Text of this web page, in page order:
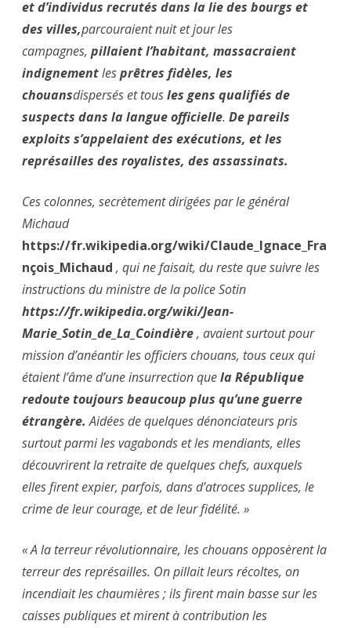
et d’individus recrutés dans la lie des bourgs et
des villes,parcouraient nuit et jour les
campagnes, pillaient l’habitant, massacraient
indignementlesprêtres fidèles, les
chouansdispersés et tousles gens qualifiés de
suspects dans la langue officielle. De pareils
exploits s’appelaient des exécutions, et les
représailles des royalistes, des assassinats.
Ces colonnes, secrètement dirigées par le général
Michaud
https://fr.wikipedia.org/wiki/Claude_Ignace_Fra
nçois_Michaud , qui ne faisait, du reste que suivre les
instructions du ministre de la police Sotin
https://fr.wikipedia.org/wiki/Jean-
Marie_Sotin_de_La_Coindière, avaient surtout pour
mission d’anéantir les officiers chouans, tous ceux qui
étaient l’âme d’une insurrection quela République
redoute toujours beaucoup plus qu’une guerre
étrangère.Aidées de quelques dénonciateurs pris
surtout parmi les vagabonds et les mendiants, elles
découvrirent la retraite de quelques chefs, auxquels
elles firent expier, parfois, dans d’atroces supplices, le
crime de leur courage, et de leur fidélité. »
« A la terreur révolutionnaire, les chouans opposèrent la
terreur des représailles. On pillait leurs récoltes, on
incendiait les chaumières ; ils firent main basse sur les
caisses publiques et mirent à contribution les